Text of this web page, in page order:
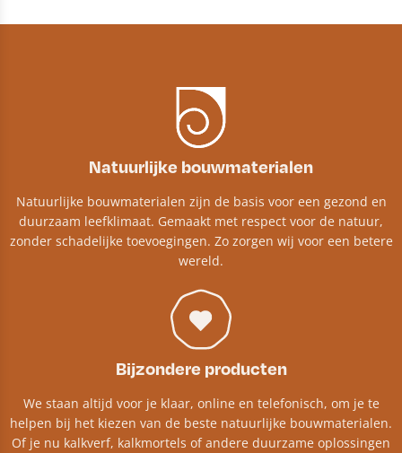
Natuurlijke bouwmaterialen
Natuurlijke bouwmaterialen zijn de basis voor een gezond en
duurzaam leefklimaat. Gemaakt met respect voor de natuur,
zonder schadelijke toevoegingen. Zo zorgen wij voor een betere
wereld.
Bijzondere producten
We staan altijd voor je klaar, online en telefonisch, om je te
helpen bij het kiezen van de beste natuurlijke bouwmaterialen.
Of je nu kalkverf, kalkmortels of andere duurzame oplossingen